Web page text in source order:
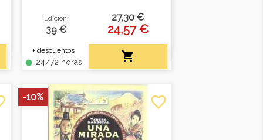
Edición:
39 €
+ descuentos
fiber_manual_record 24/72 horas
27,30 €
24,57 €

trayectoria de los estudios
Disney
favorite_border
-10%